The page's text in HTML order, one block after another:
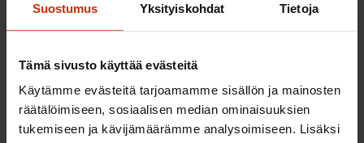
Suostumus Yksityiskohdat Tietoja
Tämä sivusto käyttää evästeitä
Käytämme evästeitä tarjoamamme sisällön ja mainosten
räätälöimiseen, sosiaalisen median ominaisuuksien
tukemiseen ja kävijämäärämme analysoimiseen. Lisäksi
ja kehitystyöhön. Ongelmia voidaan
tulevaisuudessa ratkaista esimerkiksi älykkäiden
akkuteknologian avulla.
Yhteiskunnan sähköistymiskehityksessä tulee
huomioida myös tuotanto- ja